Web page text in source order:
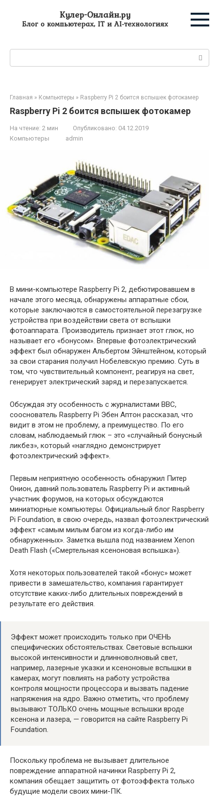
контенту
Кулер-Онлайн.ру
Блог о компьютерах, IT и AI-технологиях
Поиск:
Главная » Компьютеры » Raspberry Pi 2 боится вспышек фотокамер
Raspberry Pi 2 боится вспышек фотокамер
На чтение: 2 мин Опубликовано: 04.12.2019
Компьютеры
admin
В мини-компьютере Raspberry Pi 2, дебютировавшем в
начале этого месяца, обнаружены аппаратные сбои,
которые заключаются в самостоятельной перезагрузке
устройства при воздействии света от вспышки
фотоаппарата. Производитель признает этот глюк, но
называет его «бонусом». Впервые фотоэлектрический
эффект был обнаружен Альбертом Эйнштейном, который
за свои старания получил Нобелевскую премию. Суть в
том, что чувствительный компонент, реагируя на свет,
генерирует электрический заряд и перезапускается.
Обсуждая эту особенность с журналистами BBC,
сооснователь Raspberry Pi Эбен Аптон рассказал, что
видит в этом не проблему, а преимущество. По его
словам, наблюдаемый глюк – это «случайный бонусный
ликбез», который «наглядно демонстрирует
фотоэлектрический эффект».
Первым неприятную особенность обнаружил Питер
Онион, давний пользователь Raspberry Pi и активный
участник форумов, на которых обсуждаются
миниатюрные компьютеры. Официальный блог Raspberry
Pi Foundation, в свою очередь, назвал фотоэлектрический
эффект «самым милым багом из когда-либо им
обнаруженных». Заметка вышла под названием Xenon
Death Flash («Смертельная ксеноновая вспышка»).
Хотя некоторых пользователей такой «бонус» может
привести в замешательство, компания гарантирует
отсутствие каких-либо длительных повреждений в
результате его действия.
Эффект может происходить только при ОЧЕНЬ
специфических обстоятельствах. Световые вспышки
высокой интенсивности и длинноволновый свет,
например, лазерные указки и ксеноновые вспышки в
камерах, могут повлиять на работу устройства
контроля мощности процессора и вызвать падение
напряжения на ядро. Важно отметить, что проблему
вызывают ТОЛЬКО очень мощные вспышки вроде
ксенона и лазера, — говорится на сайте Raspberry Pi
Foundation.
Поскольку проблема не вызывает длительное
повреждение аппаратной начинки Raspberry Pi 2,
компания обещает защитить от фотоэффекта только
будущие модели своих мини-ПК.